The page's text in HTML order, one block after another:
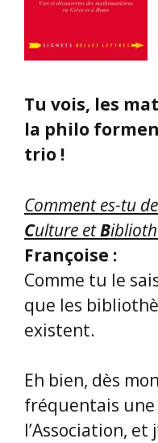
Tu vois, les
la philo
trio !
Comment es-tu
Culture etB
Françoise :
Comme tu le
que les
existent.
Eh bien, dès
fréquentais
l’Association, et